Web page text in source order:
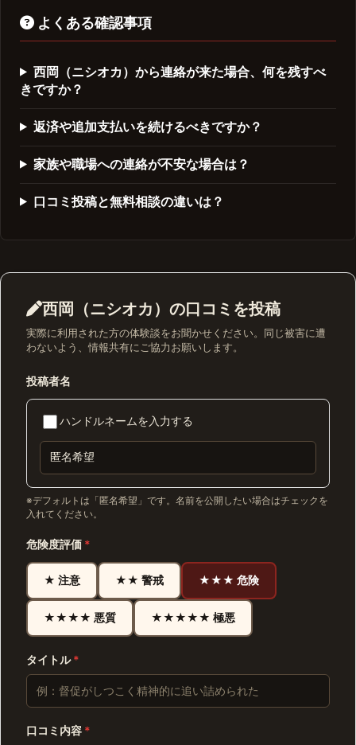
よくある確認事項
西岡（ニシオカ）から連絡が来た場合、何を残すべ
きですか？
返済や追加支払いを続けるべきですか？
家族や職場への連絡が不安な場合は？
口コミ投稿と無料相談の違いは？
西岡（ニシオカ）の口コミを投稿
実際に利用された方の体験談をお聞かせください。同じ被害に遭
わないよう、情報共有にご協力お願いします。
投稿者名
ハンドルネームを入力する
※デフォルトは「匿名希望」です。名前を公開したい場合はチェックを
入れてください。
危険度評価 *
★ 注意 ★★ 警戒 ★★★ 危険
★★★★ 悪質 ★★★★★ 極悪
タイトル*
口コミ内容 *